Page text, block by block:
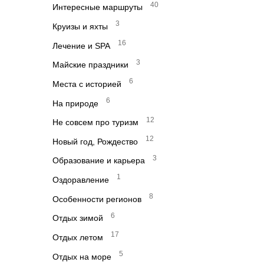
Интересные маршруты 40
Круизы и яхты 3
Лечение и SPA 16
Майские праздники 3
Места с историей 6
На природе 6
Не совсем про туризм 12
Новый год, Рождество 12
Образование и карьера 3
Оздоравление 1
Особенности регионов 8
Отдых зимой 6
Отдых летом 17
Отдых на море 5